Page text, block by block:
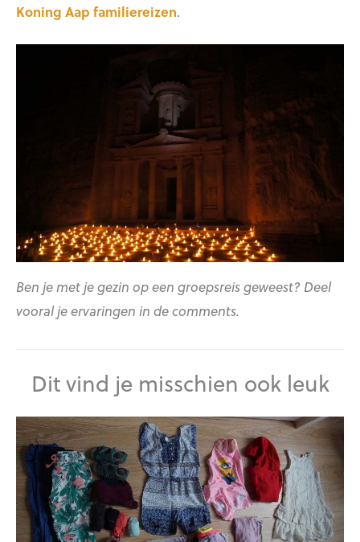
Koning Aap familiereizen.
Ben je met je gezin op een groepsreis geweest? Deel
vooral je ervaringen in de comments.
Dit vind je misschien ook leuk